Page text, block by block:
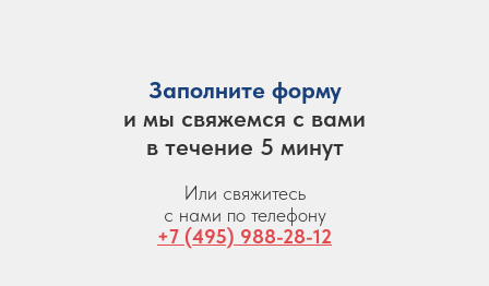
Заполните форму
и мы свяжемся с вами
в течение 5 минут
Или свяжитесь
с нами по телефону
+7 (495) 988-28-12